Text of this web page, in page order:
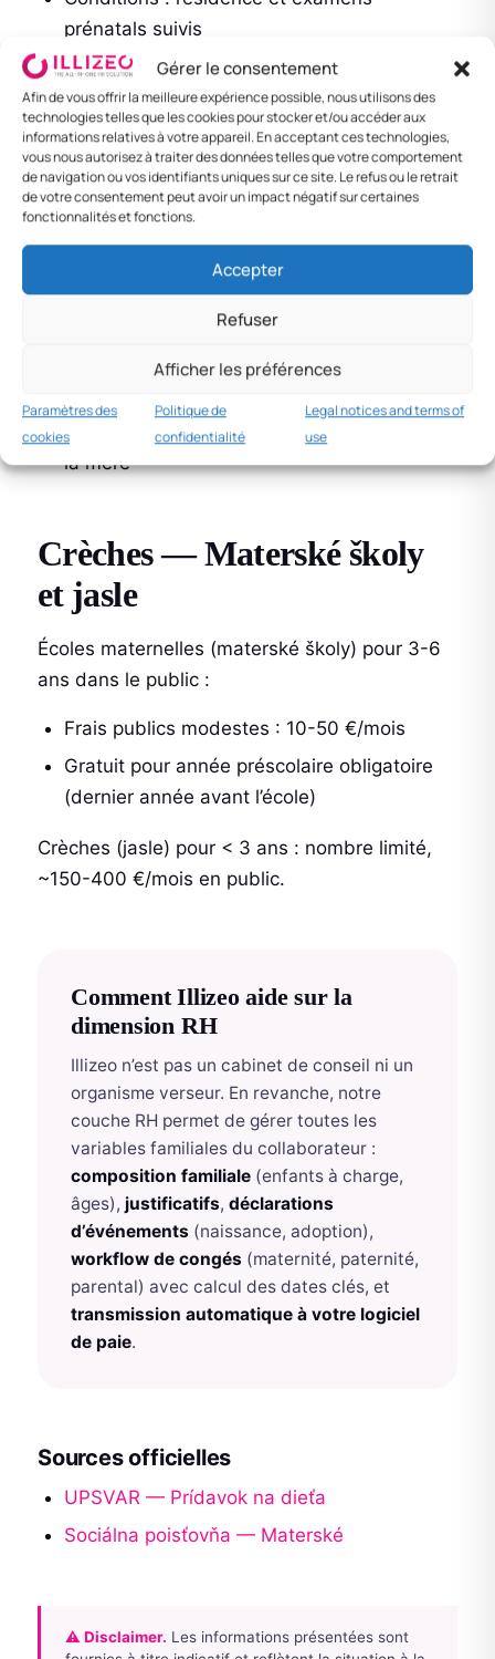
Gérer le consentement
Afin de vous offrir la meilleure expérience possible, nous utilisons des
technologies telles que les cookies pour stocker et/ou accéder aux
informations relatives à votre appareil. En acceptant ces technologies,
vous nous autorisez à traiter des données telles que votre comportement
de navigation ou vos identifiants uniques sur ce site. Le refus ou le retrait
de votre consentement peut avoir un impact négatif sur certaines
fonctionnalités et fonctions.
Accepter
Refuser
Afficher les préférences
Paramètres des
cookies
Politique de
confidentialité
Legal notices and terms of
use
prénatals suivis
Congé maternité (Materské)
— 34 semaines
Indemnité de maternité versée par la
poisťovňa:
34 semaines(37 si monoparental, 43 si
Indemnité :75 %de la base d’évaluation
Père peut aussi prendre 28 semaines après
la mère
Crèches — Materské školy
et jasle
Écoles maternelles (materské školy) pour 3-6
ans dans le public :
Frais publics modestes : 10-50 €/mois
Gratuit pour année préscolaire obligatoire
(dernier année avant l’école)
Crèches (jasle) pour < 3 ans : nombre limité,
~150-400 €/mois en public.
Comment Illizeo aide sur la
dimension RH
Illizeo n’est pas un cabinet de conseil ni un
organisme verseur. En revanche, notre
couche RH permet de gérer toutes les
variables familiales du collaborateur :
composition familiale (enfants à charge,
âges), justificatifs, déclarations
d’événements (naissance, adoption),
workflow de congés (maternité, paternité,
parental) avec calcul des dates clés, et
transmission automatique à votre logiciel
de paie.
Sources officielles
UPSVAR — Prídavok na dieťa
Sociálna poisťovňa — Materské
⚠ Disclaimer. Les informations présentées sont